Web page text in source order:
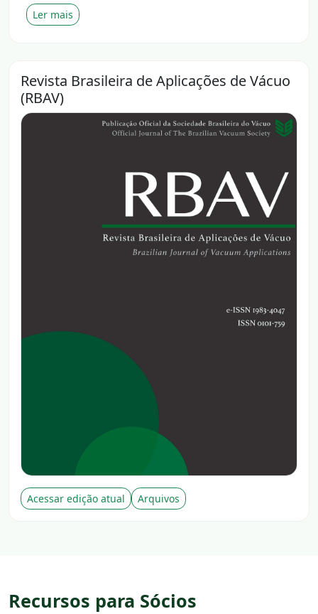
Ler mais
Revista Brasileira de Aplicações de Vácuo
(RBAV)
Acessar edição atual Arquivos
Recursos para Sócios